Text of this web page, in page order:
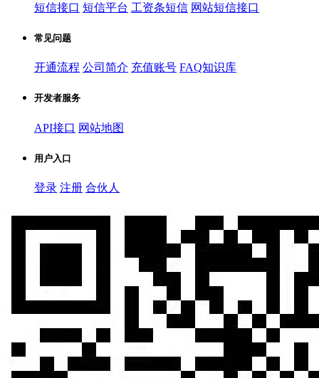
短信接口 短信平台 工资条短信 网站短信接口
常见问题
开通流程 公司简介 充值账号 FAQ知识库
开发者服务
API接口 网站地图
用户入口
登录 注册 合伙人